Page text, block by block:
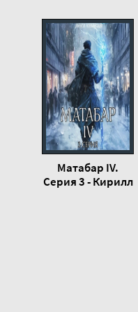
Матабар IV.
Серия 3 - Кирилл